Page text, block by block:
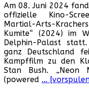
Am 08. Juni 2024
offizielle Kino-
Martial-Arts-
Kumite“ (2024) im
Delphin-Palast
ganz Deutschland
Kampffilm zu den
Stan Bush. „Neon
(powered …